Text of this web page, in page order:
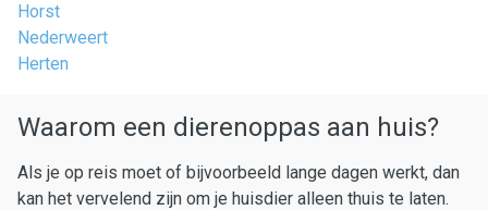
Horst
Nederweert
Herten
Waarom een dierenoppas aan huis?
Als je op reis moet of bijvoorbeeld lange dagen werkt, dan
kan het vervelend zijn om je huisdier alleen thuis te laten.